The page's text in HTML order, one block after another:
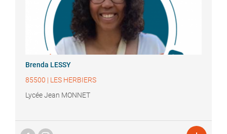
Brenda LESSY
85500 | LES HERBIERS
Lycée Jean MONNET